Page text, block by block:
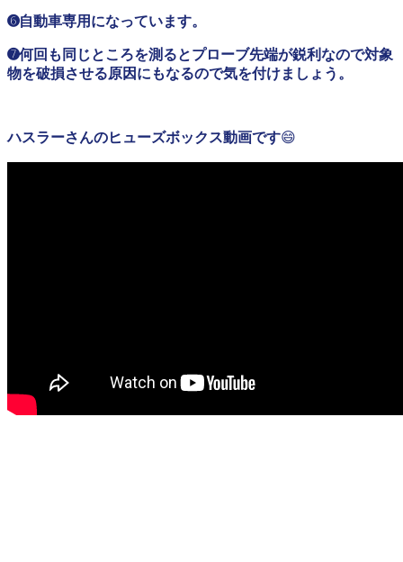
➏自動車専用になっています。
➐何回も同じところを測るとプローブ先端が鋭利なので対象
物を破損させる原因にもなるので気を付けましょう。
ハスラーさんのヒューズボックス動画です😄